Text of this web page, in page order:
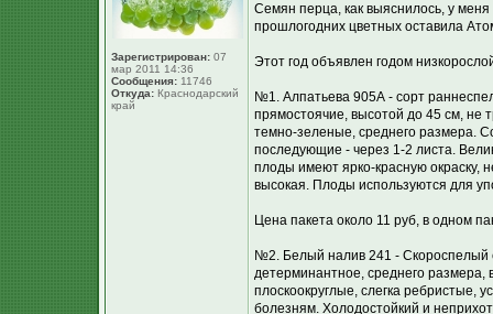
Зарегистрирован: 07
мар 2011 14:36
Сообщения: 11746
Откуда: Краснодарский
край
Семян перца, как выяснилось, у
прошлогодних цветных оставила
Этот год объявлен годом
№1. Алпатьева 905А - сорт
прямостоячие, высотой до 45 см, не
темно-зеленые, среднего размера.
последующие - через 1-2 листа.
плоды имеют ярко-красную окраску,
высокая. Плоды используются для
Цена пакета около 11 руб, в одном
№2. Белый налив 241 - Скороспелый
детерминантное, среднего
плоскоокруглые, слегка ребристые,
болезням. Холодостойкий и